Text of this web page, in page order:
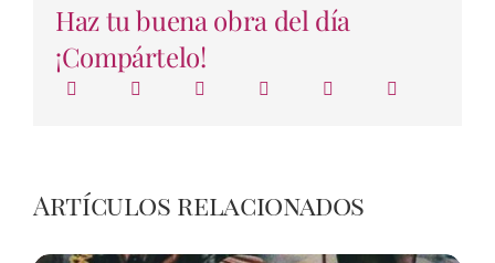
Haz tu buena obra del día
¡Compártelo!
Artículos relacionados